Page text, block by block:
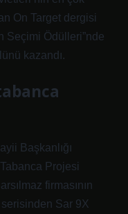
On Target dergisi
Seçimi Ödülleri”nde
kazandı.
Başkanlığı
Projesi
firmasının
Sar 9X